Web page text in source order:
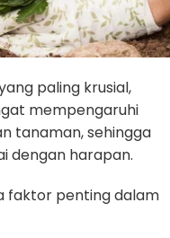
paling krusial,
mempengaruhi
tanaman, sehingga
dengan harapan.
faktor penting dalam